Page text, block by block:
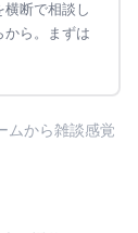
横断で相談し
から。まずは
ムから雑談感覚